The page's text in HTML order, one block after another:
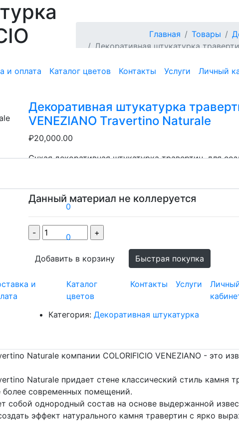
и оплата Каталог цветов Контакты Услуги Личный
0
0
и
Каталог
цветов
Контакты Услуги
Главная Товары
Декоративная штукатурка
Декоративная штукатурка
VENEZIANO Travertino Naturale
₽20,000.00
Сухая декоративная штукатурка травертин, для
Данный материал не коллеруется
Добавить в корзину Быстрая покупка
Категория: Декоративная штукатурка
Naturale компании COLORIFICIO VENEZIANO - это
Naturale придает стене классический стиль камня
более современных помещений.
собой однородный состав на основе выдержанной
эффект натурального камня травертин с ярко